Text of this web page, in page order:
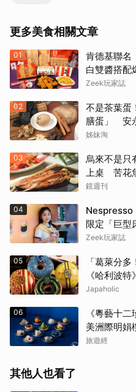
更多美食相關文章
01
肯德基聯名
白雙醬搭配
卡、周邊必
Zeek玩家誌
02
不是茶葉蛋
膳蛋」 安
姊妹淘
03
烏來不是只
上桌 苦花
鏡週刊
04
Nespresso
限定「巨型
好禮
Zeek玩家誌
05
「葛萊分
《哈利波
Japaholic
06
《粵藝十
美洲際明娟
旅遊經
其他人也看了